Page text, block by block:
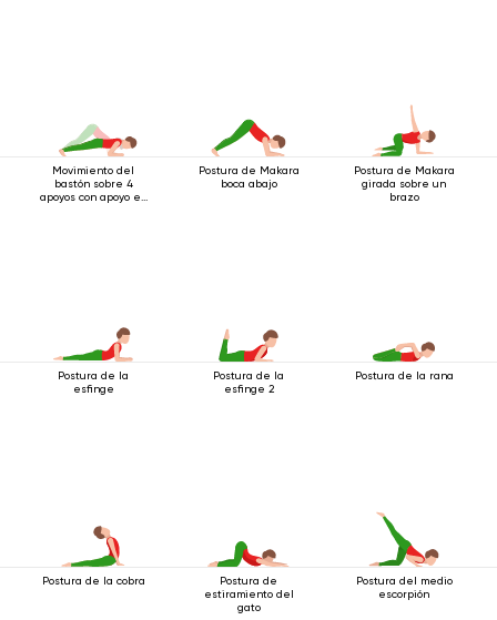
Movimiento del
bastón sobre 4
apoyos con apoyo en
Postura de Makara
boca abajo
Postura de Makara
girada sobre un
brazo
Postura de la
esfinge
Postura de la
esfinge 2
Postura de la rana
Postura de la cobra
Postura de
estiramiento del
gato
Postura del medio
escorpión